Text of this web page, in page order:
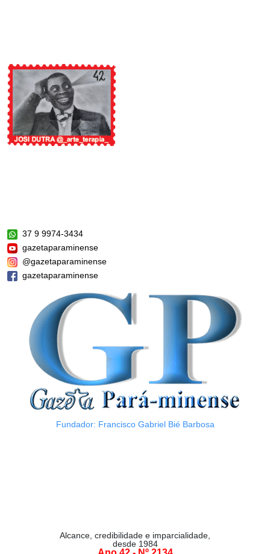
37 9 9974-3434
gazetaparaminense
@gazetaparaminense
gazetaparaminense
Fundador: Francisco Gabriel Bié Barbosa
Alcance, credibilidade e imparcialidade,
desde 1984